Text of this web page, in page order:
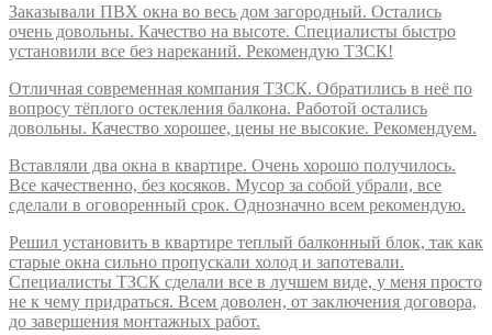
Заказывали ПВХ окна во весь дом загородный. Остались
очень довольны. Качество на высоте. Специалисты быстро
установили все без нареканий. Рекомендую ТЗСК!
Отличная современная компания ТЗСК. Обратились в неё по
вопросу тёплого остекления балкона. Работой остались
довольны. Качество хорошее, цены не высокие. Рекомендуем.
Вставляли два окна в квартире. Очень хорошо получилось.
Все качественно, без косяков. Мусор за собой убрали, все
сделали в оговоренный срок. Однозначно всем рекомендую.
Решил установить в квартире теплый балконный блок, так как
старые окна сильно пропускали холод и запотевали.
Специалисты ТЗСК сделали все в лучшем виде, у меня просто
не к чему придраться. Всем доволен, от заключения договора,
до завершения монтажных работ.